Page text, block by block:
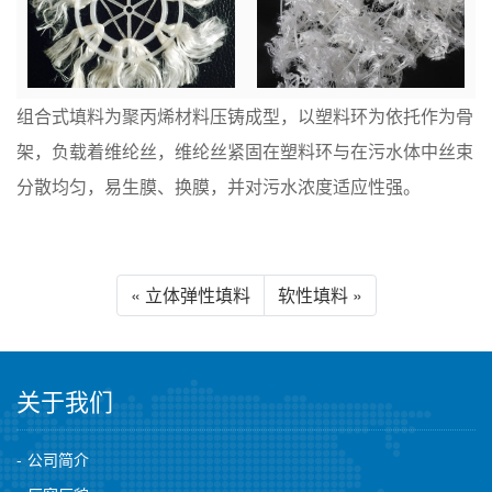
组合式填料为聚丙烯材料压铸成型，以塑料环为依托作为骨
架，负载着维纶丝，维纶丝紧固在塑料环与在污水体中丝束
分散均匀，易生膜、换膜，并对污水浓度适应性强。
« 立体弹性填料 软性填料 »
关于我们
公司简介